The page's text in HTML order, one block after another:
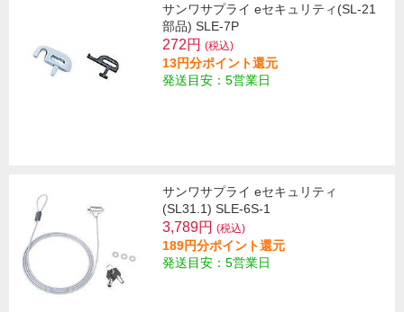
サンワサプライ eセキュリティ(SL-21
部品) SLE-7P
272円 (税込)
13円分ポイント還元
発送目安：5営業日
サンワサプライ eセキュリティ
(SL31.1) SLE-6S-1
3,789円 (税込)
189円分ポイント還元
発送目安：5営業日